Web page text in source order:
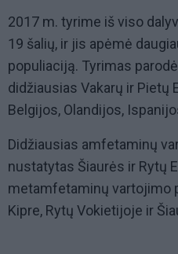
2017 m. tyrime iš viso
19 šalių, ir jis apėmė
populiaciją. Tyrimas
didžiausias Vakarų ir Pietų
Belgijos, Olandijos,
Didžiausias amfetaminų
nustatytas Šiaurės ir Rytų
metamfetaminų vartojimo
Kipre, Rytų Vokietijoje ir